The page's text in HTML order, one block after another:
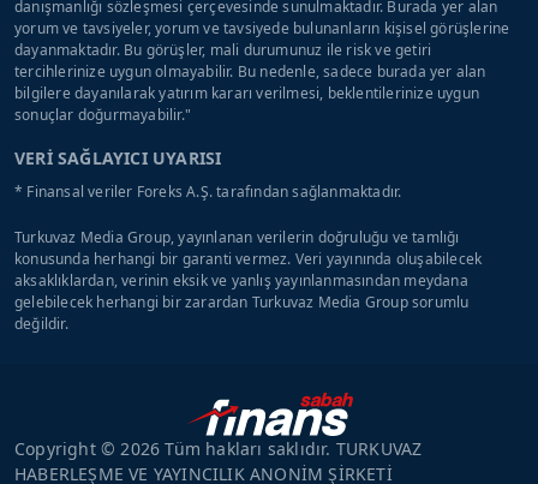
danışmanlığı sözleşmesi çerçevesinde sunulmaktadır. Burada yer alan
yorum ve tavsiyeler, yorum ve tavsiyede bulunanların kişisel görüşlerine
dayanmaktadır. Bu görüşler, mali durumunuz ile risk ve getiri
tercihlerinize uygun olmayabilir. Bu nedenle, sadece burada yer alan
bilgilere dayanılarak yatırım kararı verilmesi, beklentilerinize uygun
sonuçlar doğurmayabilir."
VERİ SAĞLAYICI UYARISI
* Finansal veriler Foreks A.Ş. tarafından sağlanmaktadır.
Turkuvaz Media Group, yayınlanan verilerin doğruluğu ve tamlığı
konusunda herhangi bir garanti vermez. Veri yayınında oluşabilecek
aksaklıklardan, verinin eksik ve yanlış yayınlanmasından meydana
gelebilecek herhangi bir zarardan Turkuvaz Media Group sorumlu
değildir.
Copyright © 2026 Tüm hakları saklıdır. TURKUVAZ
HABERLEŞME VE YAYINCILIK ANONİM ŞİRKETİ